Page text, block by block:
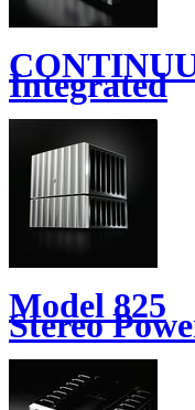
Integrated
Model 825
Stereo